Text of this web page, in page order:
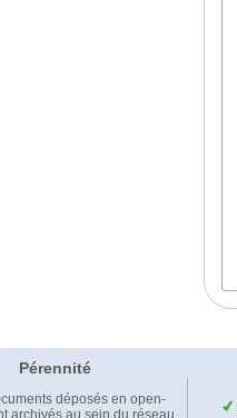
Pérennité
déposés en open-